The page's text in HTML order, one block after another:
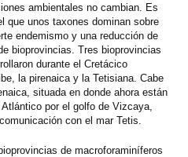
ambientales no cambian. Es
que unos taxones dominan sobre
endemismo y una reducción de
bioprovincias. Tres bioprovincias
durante el Cretácico
la pirenaica y la Tetisiana. Cabe
situada en donde ahora están
por el golfo de Vizcaya,
con el mar Tetis.
de macroforaminíferos